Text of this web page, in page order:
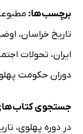
تجارب یک عمر
حریق مدهش
انتخاب هیئت
سیل عظیم- مسیل
برچسب‌ها:
تاریخ خراسان،
ایران، تحولات
دوران حکومت
جستجوی
در دوره پهلوی،